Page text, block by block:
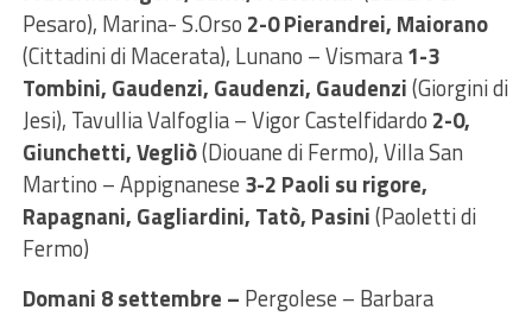
Pesaro), Marina- S.Orso 2-0 Pierandrei, Maiorano
(Cittadini di Macerata), Lunano – Vismara1-3
Tombini, Gaudenzi, Gaudenzi, Gaudenzi(Giorgini di
Jesi), Tavullia Valfoglia – Vigor Castelfidardo 2-0,
Giunchetti, Vegliò(Diouane di Fermo), Villa San
Martino – Appignanese 3-2 Paoli su rigore,
Rapagnani, Gagliardini, Tatò, Pasini(Paoletti di
Fermo)
Domani 8 settembre – Pergolese – Barbara